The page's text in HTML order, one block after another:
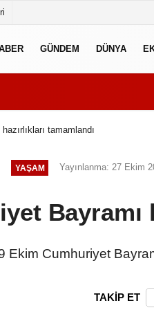
GÜNDEM DÜNYA
tamamlandı
YAŞAM Yayınlanma: 27 Ekim
Bayramı
Cumhuriyet
TAKİP ET